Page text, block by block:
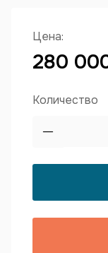
Цена:
280
Количество